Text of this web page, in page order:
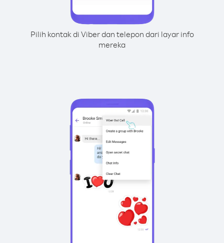
Pilih kontak di Viber dan telepon dari layar info
mereka